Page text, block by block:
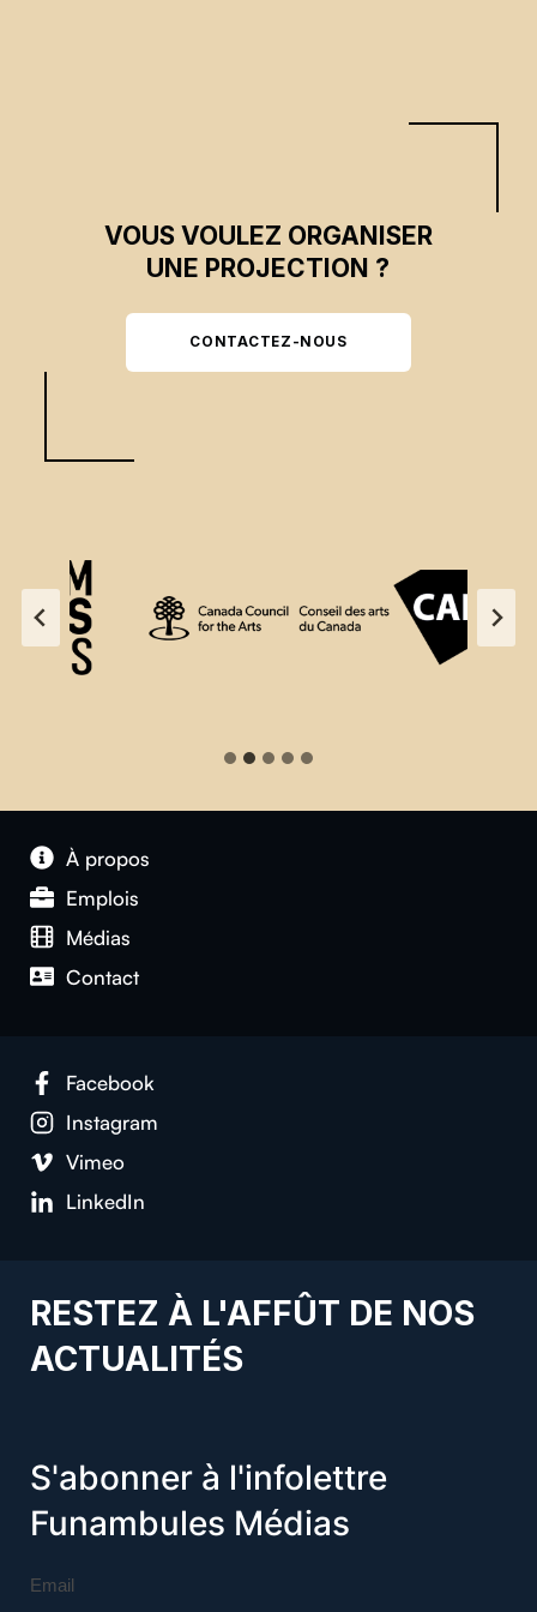
VOUS VOULEZ ORGANISER
UNE PROJECTION ?
CONTACTEZ-NOUS
À propos
Emplois
Médias
Contact
Facebook
Instagram
Vimeo
LinkedIn
RESTEZ À L'AFFÛT DE NOS
ACTUALITÉS
S'abonner à l'infolettre
Funambules Médias
Email